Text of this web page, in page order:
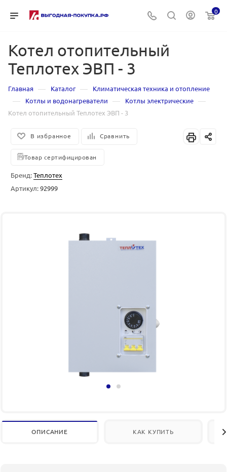
0
Котел отопительный
Теплотех ЭВП - 3
Главная — Каталог — Климатическая техника и отопление
— Котлы и водонагреватели — Котлы электрические —
Котел отопительный Теплотех ЭВП - 3
В избранное Сравнить
Товар сертифицирован
Бренд:Теплотех
Артикул:92999
ОПИСАНИЕ КАК КУПИТЬ